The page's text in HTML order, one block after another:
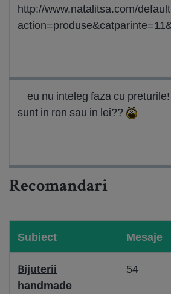
http://www.natalitsa.com/
eu nu inteleg faza cu preturile!
sunt in ron sau in lei??
Recomandari
Subiect Mesaje
Bijuterii
handmade
54